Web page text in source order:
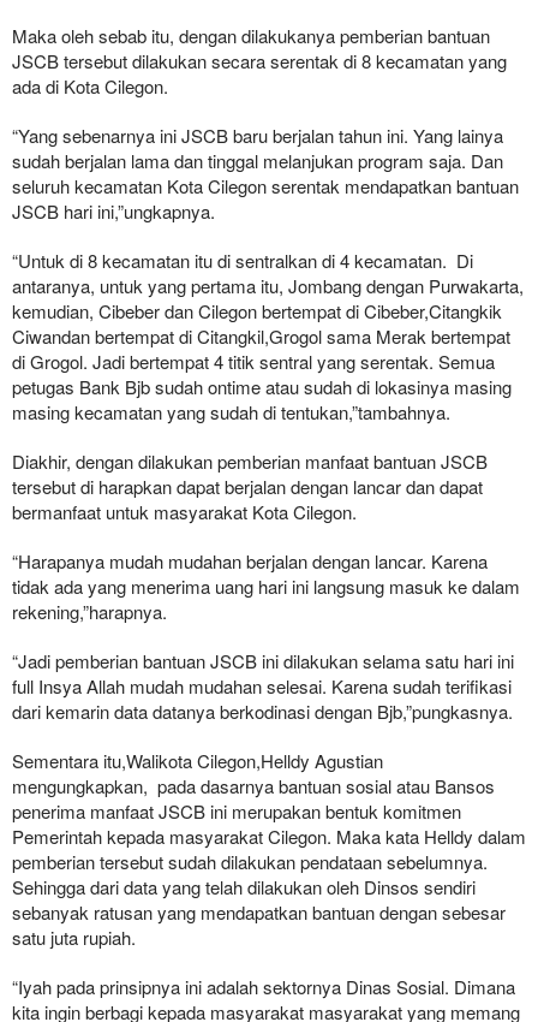
Maka oleh sebab itu, dengan dilakukanya pemberian bantuan
JSCB tersebut dilakukan secara serentak di 8 kecamatan yang
ada di Kota Cilegon.
“Yang sebenarnya ini JSCB baru berjalan tahun ini. Yang lainya
sudah berjalan lama dan tinggal melanjukan program saja. Dan
seluruh kecamatan Kota Cilegon serentak mendapatkan bantuan
JSCB hari ini,”ungkapnya.
“Untuk di 8 kecamatan itu di sentralkan di 4 kecamatan. Di
antaranya, untuk yang pertama itu, Jombang dengan Purwakarta,
kemudian, Cibeber dan Cilegon bertempat di Cibeber,Citangkik
Ciwandan bertempat di Citangkil,Grogol sama Merak bertempat
di Grogol. Jadi bertempat 4 titik sentral yang serentak. Semua
petugas Bank Bjb sudah ontime atau sudah di lokasinya masing
masing kecamatan yang sudah di tentukan,”tambahnya.
Diakhir, dengan dilakukan pemberian manfaat bantuan JSCB
tersebut di harapkan dapat berjalan dengan lancar dan dapat
bermanfaat untuk masyarakat Kota Cilegon.
“Harapanya mudah mudahan berjalan dengan lancar. Karena
tidak ada yang menerima uang hari ini langsung masuk ke dalam
rekening,”harapnya.
“Jadi pemberian bantuan JSCB ini dilakukan selama satu hari ini
full Insya Allah mudah mudahan selesai. Karena sudah terifikasi
dari kemarin data datanya berkodinasi dengan Bjb,”pungkasnya.
Sementara itu,Walikota Cilegon,Helldy Agustian
mengungkapkan, pada dasarnya bantuan sosial atau Bansos
penerima manfaat JSCB ini merupakan bentuk komitmen
Pemerintah kepada masyarakat Cilegon. Maka kata Helldy dalam
pemberian tersebut sudah dilakukan pendataan sebelumnya.
Sehingga dari data yang telah dilakukan oleh Dinsos sendiri
sebanyak ratusan yang mendapatkan bantuan dengan sebesar
satu juta rupiah.
“Iyah pada prinsipnya ini adalah sektornya Dinas Sosial. Dimana
kita ingin berbagi kepada masyarakat masyarakat yang memang